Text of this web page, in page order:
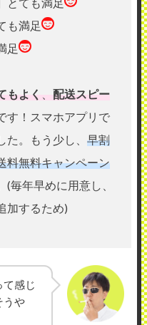
も満足
足
もよく 、 配送スピー
す！スマホアプリで
。もう少し、 早割
料無料キャンペーン
(毎年早めに用意し、
加するため)
感じ
うや